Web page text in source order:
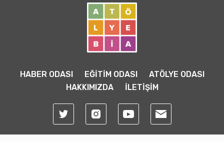
HABER ODASI EĞİTİM ODASI
ATÖLYE ODASI
HAKKIMIZDA
İLETİŞİM